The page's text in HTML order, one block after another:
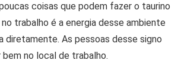
coisas que podem fazer o taurino
trabalho é a energia desse ambiente
diretamente. As pessoas desse signo
no local de trabalho.